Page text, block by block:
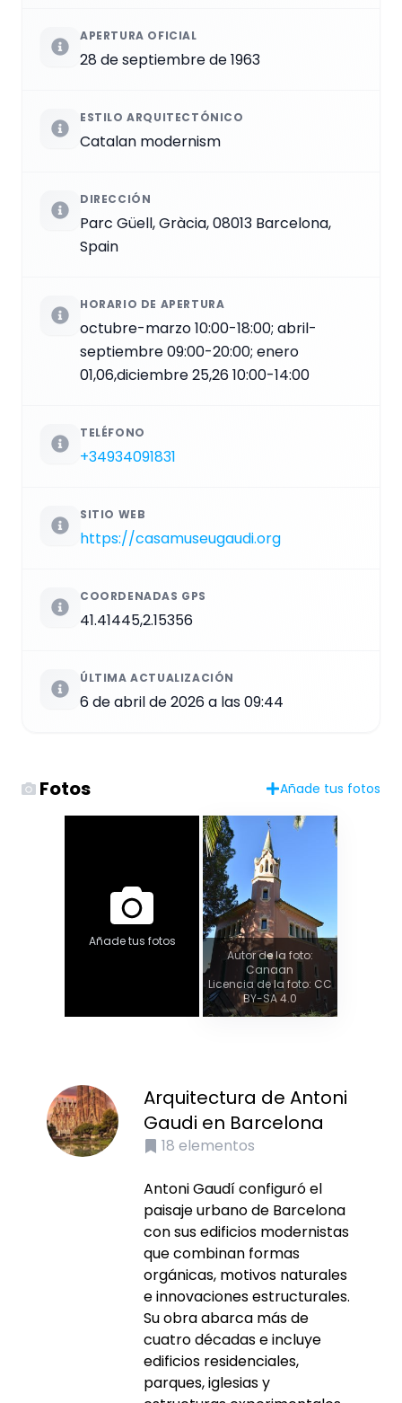
APERTURA OFICIAL
28 de septiembre de 1963
ESTILO ARQUITECTÓNICO
Catalan modernism
DIRECCIÓN
Parc Güell, Gràcia, 08013 Barcelona,
Spain
HORARIO DE APERTURA
octubre-marzo 10:00-18:00; abril-
septiembre 09:00-20:00; enero
01,06,diciembre 25,26 10:00-14:00
TELÉFONO
+34934091831
SITIO WEB
https://casamuseugaudi.org
COORDENADAS GPS
41.41445,2.15356
ÚLTIMA ACTUALIZACIÓN
6 de abril de 2026 a las 09:44
Fotos Añade tus fotos
Añade tus fotos
Autor de la foto:
Canaan
Licencia de la foto: CC
BY-SA 4.0
Arquitectura de Antoni
Gaudi en Barcelona
18 elementos
Antoni Gaudí configuró el
paisaje urbano de Barcelona
con sus edificios modernistas
que combinan formas
orgánicas, motivos naturales
e innovaciones estructurales.
Su obra abarca más de
cuatro décadas e incluye
edificios residenciales,
parques, iglesias y